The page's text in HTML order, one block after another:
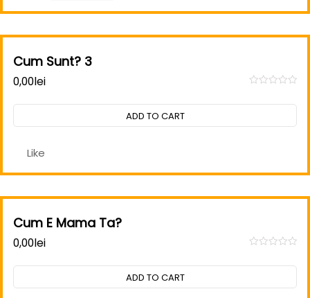
Cum Sunt? 3
5
0,00lei
ADD TO CART
Like
Cum E Mama Ta?
5
0,00lei
ADD TO CART